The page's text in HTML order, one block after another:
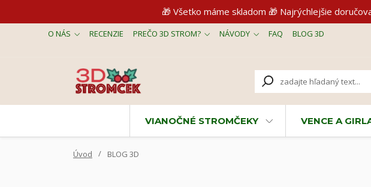
🎁 Všetko máme skladom 🎁 Najrýchlejšie
O NÁS RECENZIE PREČO 3D STROM? NÁVODY FAQ BLOG 3D
VIANOČNÉ STROMČEKY VENCE A
Úvod BLOG 3D